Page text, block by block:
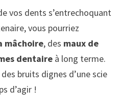
vos dents s’entrechoquant
vous pourriez
mâchoire, des maux de
dentaireà long terme.
bruits dignes d’une scie
d’agir !